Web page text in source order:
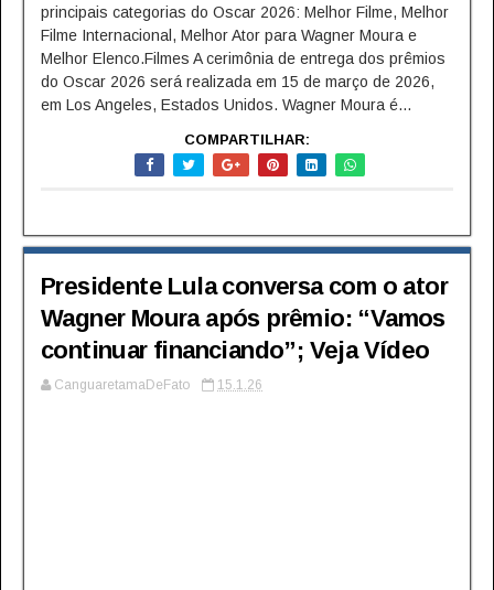
principais categorias do Oscar 2026: Melhor Filme, Melhor
Filme Internacional, Melhor Ator para Wagner Moura e
Melhor Elenco.Filmes A cerimônia de entrega dos prêmios
do Oscar 2026 será realizada em 15 de março de 2026,
em Los Angeles, Estados Unidos. Wagner Moura é...
COMPARTILHAR:
Presidente Lula conversa com o ator
Wagner Moura após prêmio: “Vamos
continuar financiando”; Veja Vídeo
CanguaretamaDeFato 15.1.26